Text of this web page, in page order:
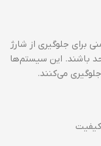
برای جلوگیری از شارژ
باشند. این سیستم‌ها
می‌کنند.